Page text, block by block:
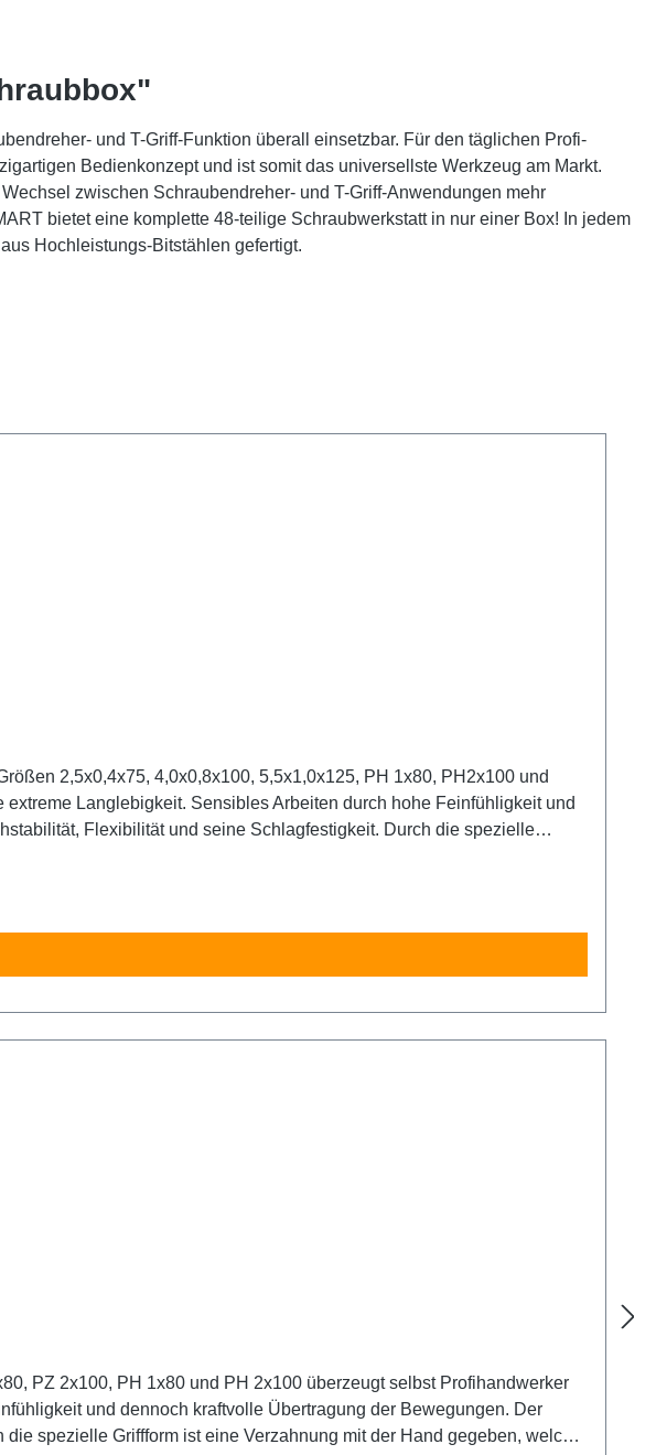
und T-Griff-Funktion überall einsetzbar. Für den täglichen Profi-
Bedienkonzept und ist somit das universellste Werkzeug am Markt.
zwischen Schraubendreher- und T-Griff-Anwendungen mehr
bietet eine komplette 48-teilige Schraubwerkstatt in nur einer Box! In jedem
Hochleistungs-Bitstählen gefertigt.